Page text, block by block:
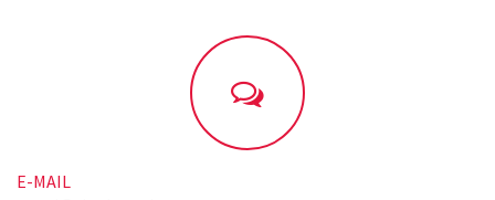
E-MAIL